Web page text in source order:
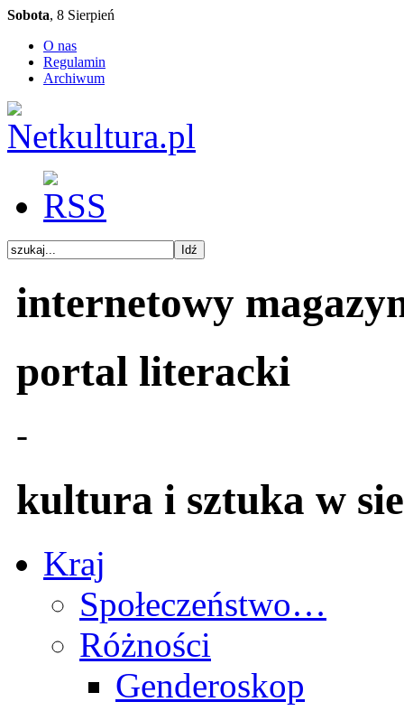
Sobota, 8 Sierpień
O nas
Regulamin
Archiwum
internetowy
portal literacki
-
kultura i sztuka w
Kraj
Społeczeństwo…
Różności
Genderoskop